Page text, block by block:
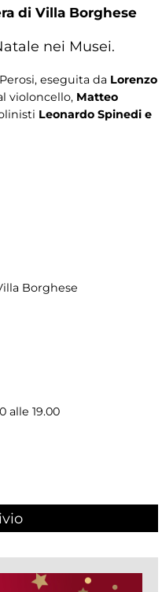
di Villa Borghese
nei Musei.
eseguita da Lorenzo
violoncello, Matteo
Leonardo Spinedi e
Borghese
alle 19.00